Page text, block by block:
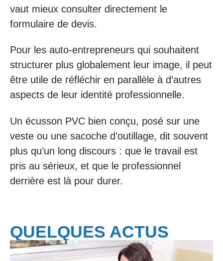
vaut mieux consulter directement le
formulaire de devis.
Pour les auto-entrepreneurs qui souhaitent
structurer plus globalement leur image, il peut
être utile de réfléchir en parallèle à d’autres
aspects de leur identité professionnelle.
Un écusson PVC bien conçu, posé sur une
veste ou une sacoche d’outillage, dit souvent
plus qu’un long discours : que le travail est
pris au sérieux, et que le professionnel
derrière est là pour durer.
QUELQUES ACTUS